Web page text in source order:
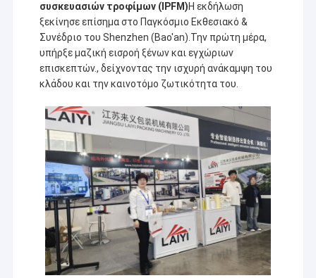
συσκευασιών τροφίμων (IPFM)Η εκδήλωση
ξεκίνησε επίσημα στο Παγκόσμιο Εκθεσιακό &
Συνέδριο του Shenzhen (Bao'an).Την πρώτη μέρα,
υπήρξε μαζική εισροή ξένων και εγχώριων
επισκεπτών., δείχνοντας την ισχυρή ανάκαμψη του
κλάδου και την καινοτόμο ζωτικότητα του.